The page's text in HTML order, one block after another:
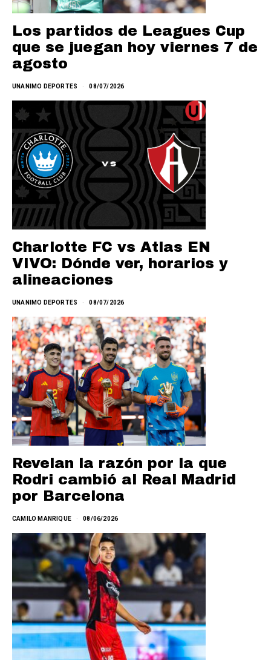
Los partidos de Leagues Cup
que se juegan hoy viernes 7 de
agosto
UNANIMO DEPORTES 08/07/2026
Charlotte FC vs Atlas EN
VIVO: Dónde ver, horarios y
alineaciones
UNANIMO DEPORTES 08/07/2026
Revelan la razón por la que
Rodri cambió al Real Madrid
por Barcelona
CAMILO MANRIQUE 08/06/2026